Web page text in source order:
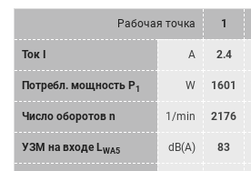
Рабочая точка 1
Ток I A 2.4
Потребл. мощность P1 W 1601
Число оборотов n 1/min 2176
УЗМ на входе LWA5 dB(A) 83